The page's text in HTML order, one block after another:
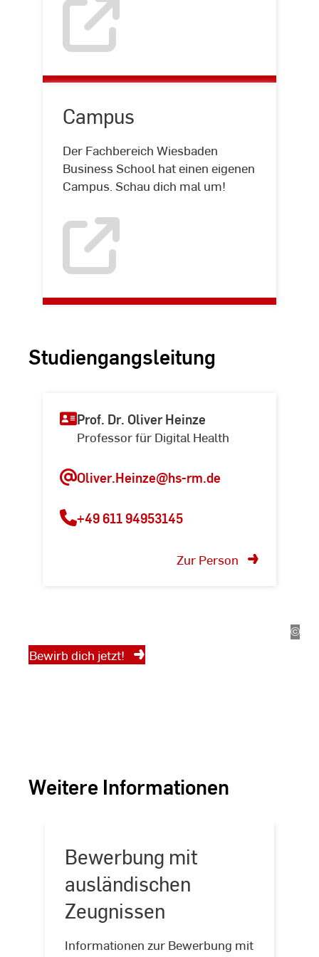
Campus
Der Fachbereich Wiesbaden
Business School hat einen eigenen
Campus. Schau dich mal um!
Studiengangsleitung
Prof. Dr. Oliver Heinze
Professor für Digital Health
Oliver.Heinze@hs-rm.de
+49 611 94953145
Zur Person
©
Kira
Dein Studium. Deine
Ausbildung mit Top-
Karrierechancen. Werde
Bewirb dich jetzt!
Weitere Informationen
Bewerbung mit
ausländischen
Zeugnissen
Informationen zur Bewerbung mit